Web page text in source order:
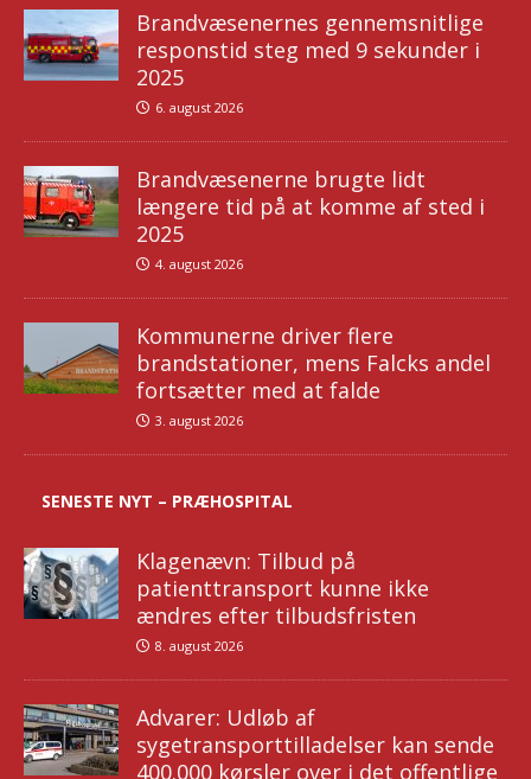
Brandvæsenernes gennemsnitlige
responstid steg med 9 sekunder i
2025
6. august 2026
Brandvæsenerne brugte lidt
længere tid på at komme af sted i
2025
4. august 2026
Kommunerne driver flere
brandstationer, mens Falcks andel
fortsætter med at falde
3. august 2026
SENESTE NYT – PRÆHOSPITAL
Klagenævn: Tilbud på
patienttransport kunne ikke
ændres efter tilbudsfristen
8. august 2026
Advarer: Udløb af
sygetransporttilladelser kan sende
400.000 kørsler over i det offentlige